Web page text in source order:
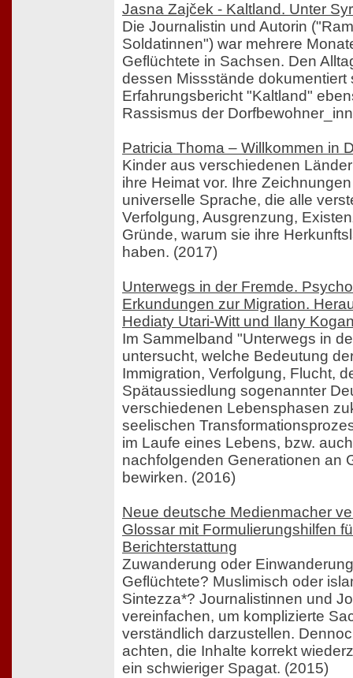
Jasna Zajček - Kaltland. Unter
Die Journalistin und Autorin
Soldatinnen") war mehrere
Geflüchtete in Sachsen. Den
dessen Missstände dokumentiert
Erfahrungsbericht "Kaltland"
Rassismus der
Patricia Thoma – Willkommen in
Kinder aus verschiedenen
ihre Heimat vor. Ihre
universelle Sprache, die alle
Verfolgung, Ausgrenzung,
Gründe, warum sie ihre
haben. (2017)
Unterwegs in der Fremde.
Erkundungen zur Migration.
Hediaty Utari-Witt und Ilany
Im Sammelband "Unterwegs in
untersucht, welche Bedeutung
Immigration, Verfolgung, Flucht,
Spätaussiedlung sogenannter
verschiedenen Lebensphasen
seelischen
im Laufe eines Lebens, bzw.
nachfolgenden Generationen an
bewirken. (2016)
Neue deutsche Medienmacher
Glossar mit Formulierungshilfen
Berichterstattung
Zuwanderung oder
Geflüchtete? Muslimisch oder
Sintezza*? Journalistinnen und
vereinfachen, um komplizierte
verständlich darzustellen.
achten, die Inhalte korrekt
ein schwieriger Spagat. (2015)